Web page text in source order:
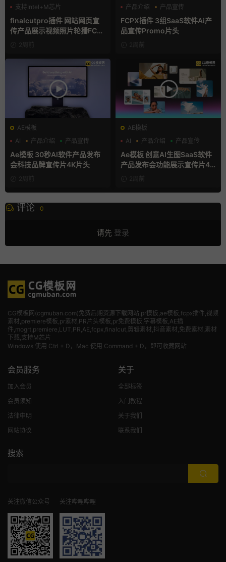
支持Intel+M芯片
finalcutpro插件 网站网页宣
传产品展示视频照片轮播FCP
X插件
2周前
产品介绍
产品宣传
产品展示
FCPX插件 3组SaaS软件Ai产
品宣传Promo片头
2周前
AE模板
AI
产品介绍 产品宣传
Ae模板 30秒AI软件产品发布
会科技品牌宣传片4K片头
2周前
AE模板
AI
产品介绍 产品宣传
Ae模板 创意AI生图SaaS软件
产品发布会功能展示宣传片4K
片头2周前
评论 0
请先 登录
CG模板网(cgmuban.com)免费后期资源下载网站,pr模板,ae模板,fcpx插件,视频
素材 ,premiere模板,pr素材,PR片头模板,pr免费模板,字幕模板,AE插
件,mogrt,premiere,LUT,PR,AE,fcpx,finalcut,剪辑素材,抖音素材,免费素材,素材
下载,支持M芯片
Windows 使用 Ctrl + D，Mac 使用 Command + D，即可收藏网站
会员服务
加入会员
会员须知
法律申明
网站协议
关于
全部标签
入门教程
关于我们
联系我们
搜索
关注微信公众号 关注哔哩哔哩